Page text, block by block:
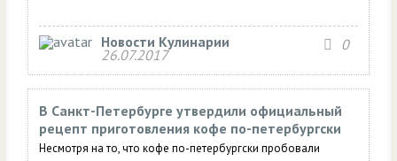
Новости Кулинарии
26.07.2017
0
В Санкт-Петербурге утвердили официальный
рецепт приготовления кофе по-петербургски
Несмотря на то, что кофе по-петербургски пробовали